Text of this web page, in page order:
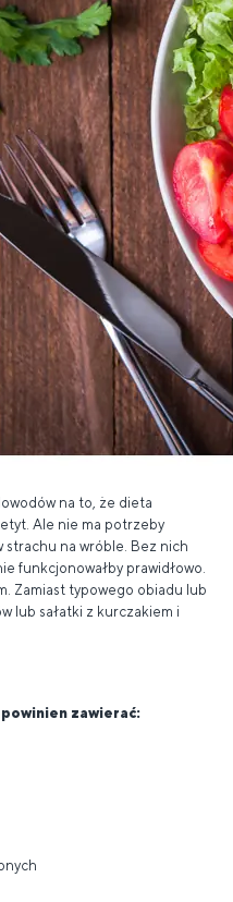
na to, że dieta
Ale nie ma potrzeby
strachu na wróble. Bez nich
funkcjonowałby prawidłowo.
Zamiast typowego obiadu lub
lub sałatki z kurczakiem i
zawierać: